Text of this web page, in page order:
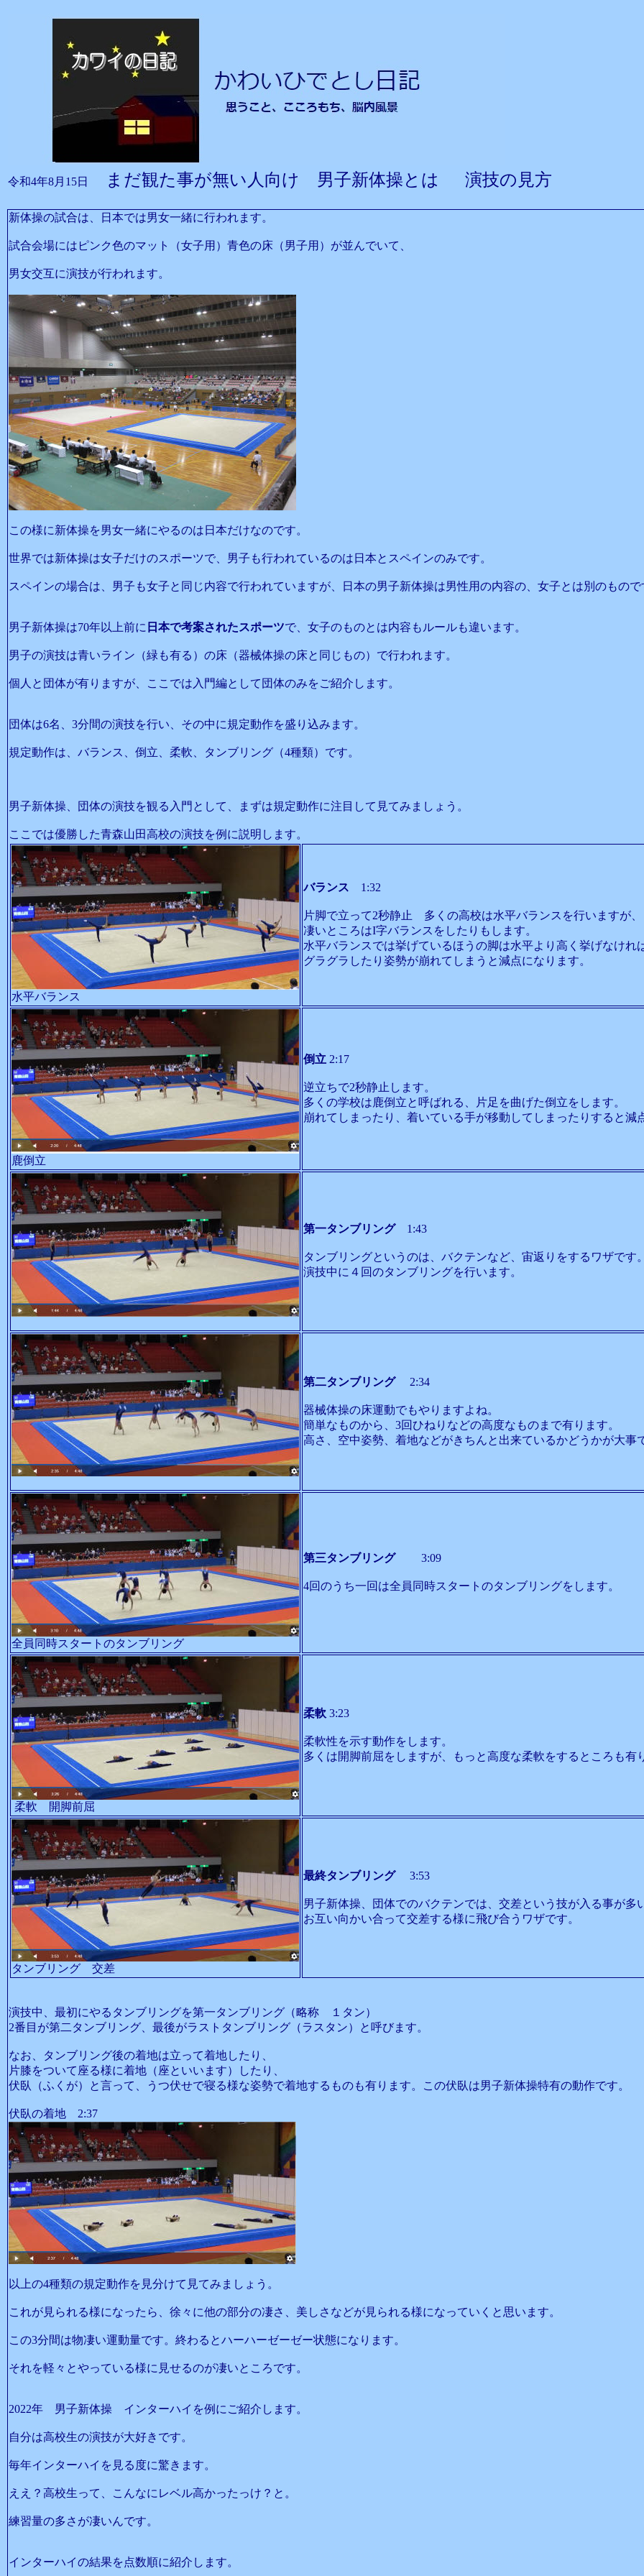
令和4年8月15日 まだ観た事が無い人向け 男子新体操とは 演技の見方
新体操の試合は、日本では男女一緒に行われます。
試合会場にはピンク色のマット（女子用）青色の床（男子用）が並んでいて、
男女交互に演技が行われます。
この様に新体操を男女一緒にやるのは日本だけなのです。
世界では新体操は女子だけのスポーツで、男子も行われているのは日本とスペインのみです。
スペインの場合は、男子も女子と同じ内容で行われていますが、日本の男子新体操は男性用の内容の、女子とは別のもので
男子新体操は70年以上前に 日本で考案されたスポーツで、女子のものとは内容もルールも違います。
男子の演技は青いライン（緑も有る）の床（器械体操の床と同じもの）で行われます。
個人と団体が有りますが、ここでは入門編として団体のみをご紹介します。
団体は6名、3分間の演技を行い、その中に規定動作を盛り込みます。
規定動作は、バランス、倒立、柔軟、タンブリング（4種類）です。
男子新体操、団体の演技を観る入門として、まずは規定動作に注目して見てみましょう。
ここでは優勝した青森山田高校の演技を例に説明します。
水平バランス
バランス 1:32
片脚で立って2秒静止 多くの高校は水平バランスを行いますが、
凄いところはI字バランスをしたりもします。
水平バランスでは挙げているほうの脚は水平より高く挙げなけれ
グラグラしたり姿勢が崩れてしまうと減点になります。
鹿倒立
倒立 2:17
逆立ちで2秒静止します。
多くの学校は鹿倒立と呼ばれる、片足を曲げた倒立をします。
崩れてしまったり、着いている手が移動してしまったりすると減
第一タンブリング1:43
タンブリングというのは、バクテンなど、宙返りをするワザです
演技中に４回のタンブリングを行います。
第二タンブリング2:34
器械体操の床運動でもやりますよね。
簡単なものから、3回ひねりなどの高度なものまで有ります。
高さ、空中姿勢、着地などがきちんと出来ているかどうかが大事
全員同時スタートのタンブリング
第三タンブリング3:09
4回のうち一回は全員同時スタートのタンブリングをします。
柔軟 開脚前屈
柔軟 3:23
柔軟性を示す動作をします。
多くは開脚前屈をしますが、もっと高度な柔軟をするところも有
タンブリング 交差
最終タンブリング 3:53
男子新体操、団体でのバクテンでは、交差という技が入る事が多
お互い向かい合って交差する様に飛び合うワザです。
演技中、最初にやるタンブリングを第一タンブリング（略称 １タン）
2番目が第二タンブリング、最後がラストタンブリング（ラスタン）と呼びます。
なお、タンブリング後の着地は立って着地したり、
片膝をついて座る様に着地（座といいます）したり、
伏臥（ふくが）と言って、うつ伏せで寝る様な姿勢で着地するものも有ります。この伏臥は男子新体操特有の動作です。
伏臥の着地 2:37
以上の4種類の規定動作を見分けて見てみましょう。
これが見られる様になったら、徐々に他の部分の凄さ、美しさなどが見られる様になっていくと思います。
この3分間は物凄い運動量です。終わるとハーハーゼーゼー状態になります。
それを軽々とやっている様に見せるのが凄いところです。
2022年 男子新体操 インターハイを例にご紹介します。
自分は高校生の演技が大好きです。
毎年インターハイを見る度に驚きます。
ええ？高校生って、こんなにレベル高かったっけ？と。
練習量の多さが凄いんです。
インターハイの結果を点数順に紹介します。